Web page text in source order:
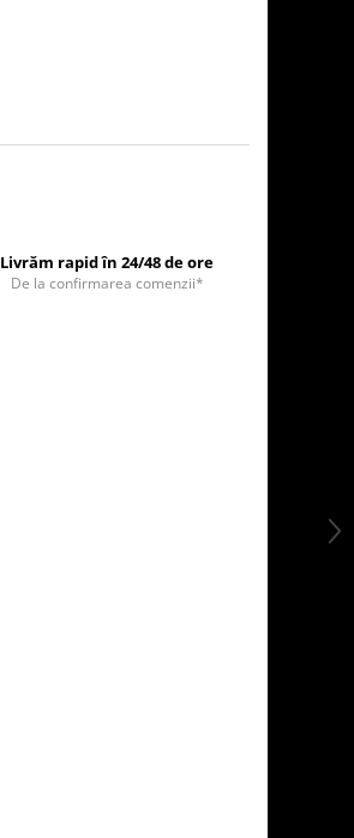
Livrăm rapid în 24/48 de ore
De la confirmarea comenzii*